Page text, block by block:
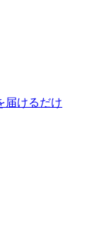
届けるだけ